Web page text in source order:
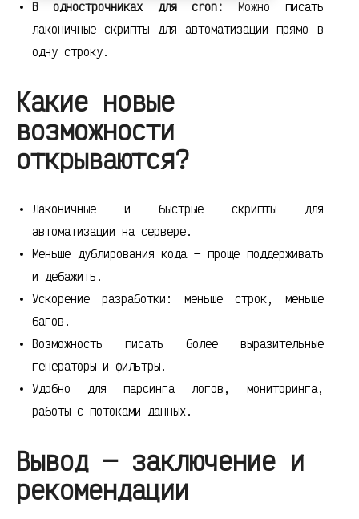
В однострочниках для cron:
Можно писать
лаконичные скрипты для автоматизации прямо в
одну строку.
Какие новые
возможности
открываются?
Лаконичные и быстрые скрипты для
автоматизации на сервере.
Меньше дублирования кода — проще поддерживать
и дебажить.
Ускорение разработки: меньше строк, меньше
багов.
Возможность писать более выразительные
генераторы и фильтры.
Удобно для парсинга логов, мониторинга,
работы с потоками данных.
Вывод — заключение и
рекомендации